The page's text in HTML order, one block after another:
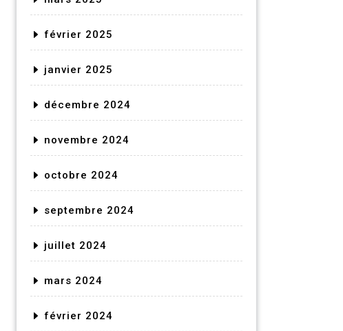
février 2025
janvier 2025
décembre 2024
novembre 2024
octobre 2024
septembre 2024
juillet 2024
mars 2024
février 2024